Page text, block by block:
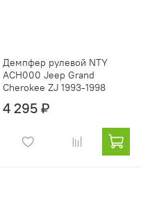
Демпфер рулевой NTY
ACH000 Jeep Grand
Cherokee ZJ 1993-1998
4 295 ₽